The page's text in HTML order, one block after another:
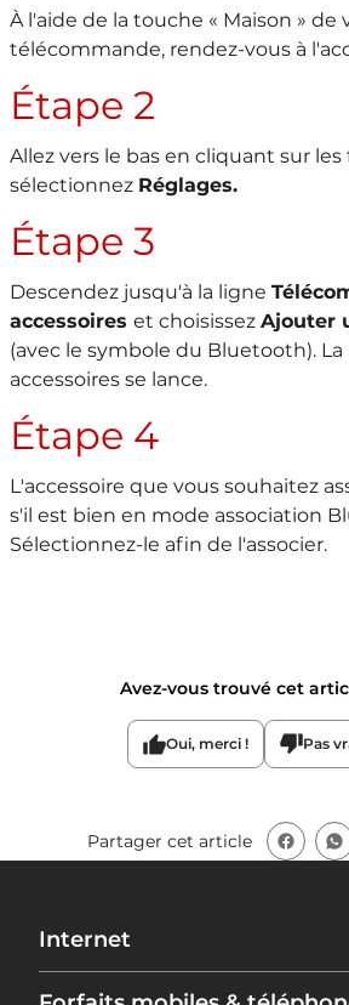
À l'aide de la touche « Maison » de
télécommande, rendez-vous à
Étape 2
Allez vers le bas en cliquant sur
sélectionnez Réglages.
Étape 3
Descendez jusqu'à la ligne
accessoireset choisissezAjouter
(avec le symbole du Bluetooth).
accessoires se lance.
Étape 4
L'accessoire que vous souhaitez
s'il est bien en mode association
Sélectionnez-le afin de l'associer.
Avez-vous trouvé cet
Oui, merci ! Pas
Partager cet article
Internet